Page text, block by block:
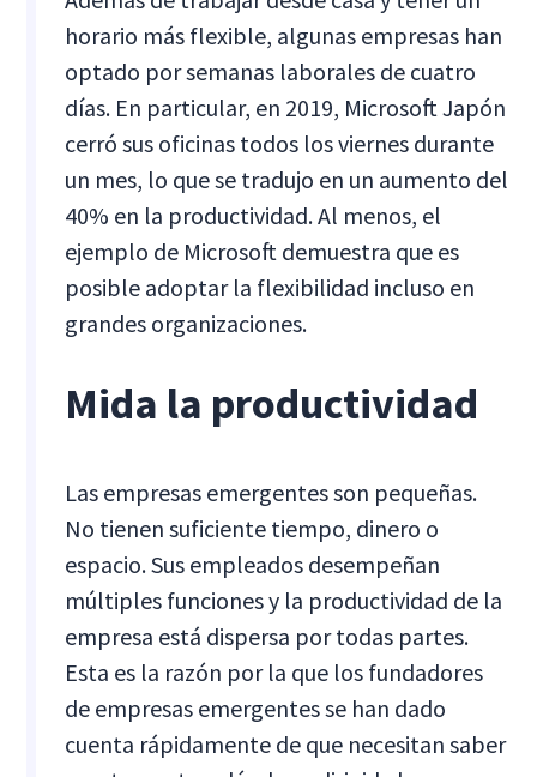
horario más flexible, algunas empresas han
optado por semanas laborales de cuatro
días. En particular, en 2019, Microsoft Japón
cerró sus oficinas todos los viernes durante
un mes, lo que se tradujo en un aumento del
40% en la productividad. Al menos, el
ejemplo de Microsoft demuestra que es
posible adoptar la flexibilidad incluso en
grandes organizaciones.
Mida la productividad
Las empresas emergentes son pequeñas.
No tienen suficiente tiempo, dinero o
espacio. Sus empleados desempeñan
múltiples funciones y la productividad de la
empresa está dispersa por todas partes.
Esta es la razón por la que los fundadores
de empresas emergentes se han dado
cuenta rápidamente de que necesitan saber